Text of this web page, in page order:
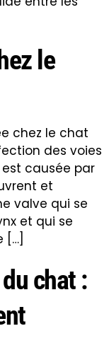
le
chez le chat
des voies
causée par
et
valve qui se
et qui se
[…]
chat :